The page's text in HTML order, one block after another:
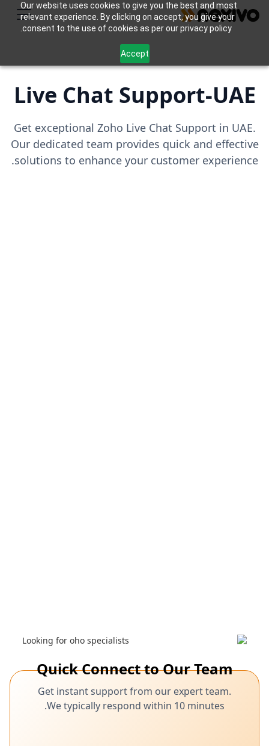
Our website uses cookies to give you the best and most
relevant experience. By clicking on accept, you give your
consent to the use of cookies as per our privacy policy.
Accept
Live Chat Support-UAE
Get exceptional Zoho Live Chat Support in UAE.
Our dedicated team provides quick and effective
solutions to enhance your customer experience.
Quick Connect to Our Team
Get instant support from our expert team.
We typically respond within 10 minutes.